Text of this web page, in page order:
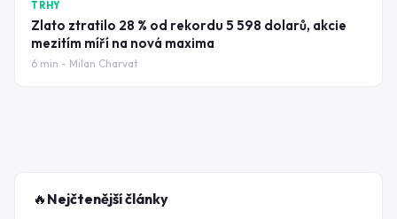
TRHY
Zlato ztratilo 28 % od rekordu 5 598 dolarů, akcie
mezitím míří na nová maxima
6 min - Milan Charvat
🔥 Nejčtenější články